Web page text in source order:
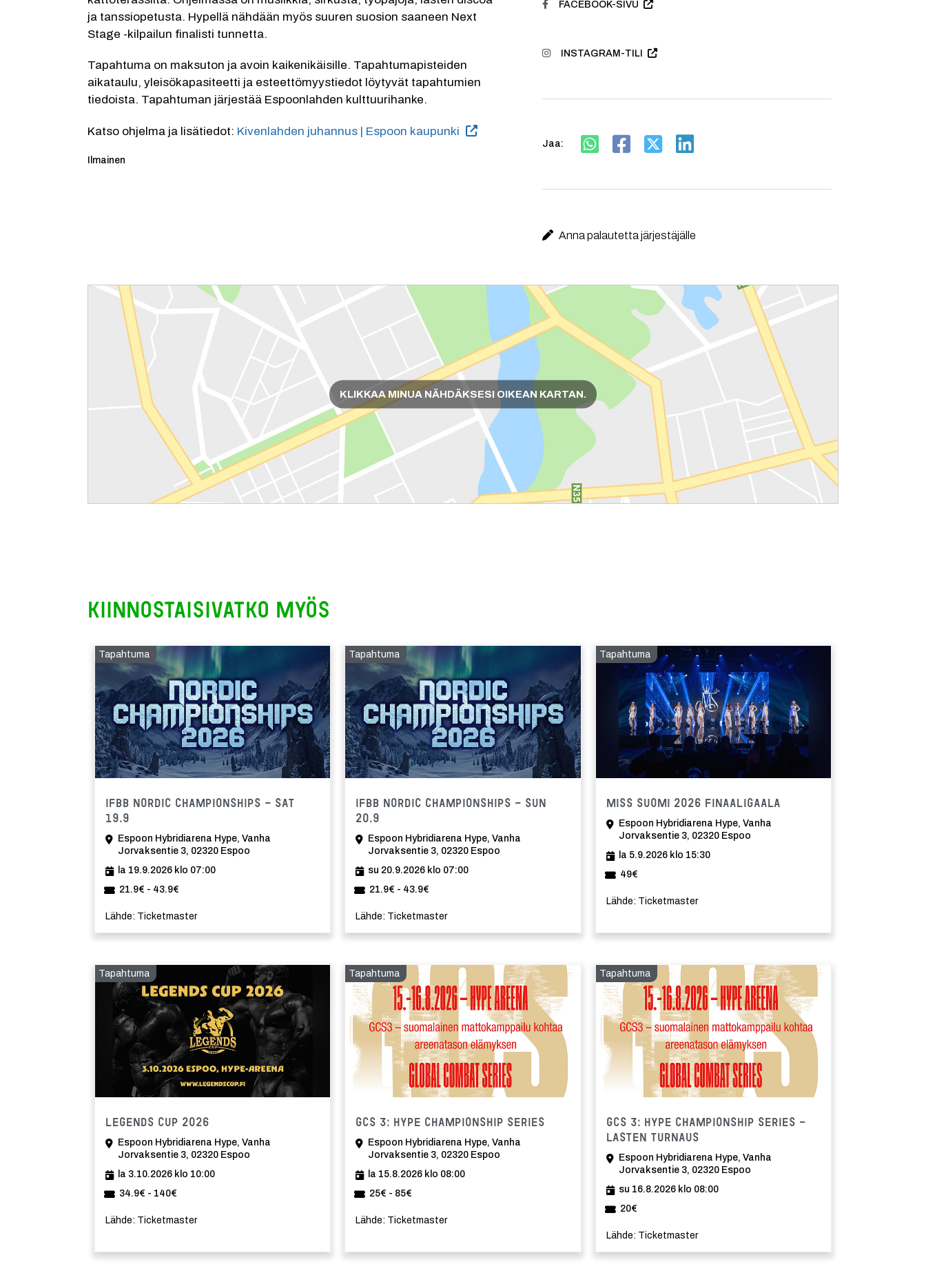
ja tanssiopetusta. Hypellä nähdään myös suuren suosion saaneen Next
Stage -kilpailun finalisti tunnetta.
Tapahtuma on maksuton ja avoin kaikenikäisille. Tapahtumapisteiden
aikataulu, yleisökapasiteetti ja esteettömyystiedot löytyvät tapahtumien
tiedoista. Tapahtuman järjestää Espoonlahden kulttuurihanke.
Katso ohjelma ja lisätiedot: Kivenlahden juhannus | Espoon kaupunki
Kategoria:
Ilmainen
FACEBOOK-SIVU
INSTAGRAM-TILI
Jaa:
Anna palautetta järjestäjälle
Reittiohjeet
KLIKKAA MINUA NÄHDÄKSESI OIKEAN KARTAN.
Kiinnostaisivatko myös
Tapahtuma
IFBB Nordic Championships - Sat
19.9
Espoon Hybridiarena Hype, Vanha
Jorvaksentie 3, 02320 Espoo
la 19.9.2026 klo 07:00
21.9€ - 43.9€
Lähde: Ticketmaster
Tapahtuma
IFBB Nordic Championships - Sun
20.9
Espoon Hybridiarena Hype, Vanha
Jorvaksentie 3, 02320 Espoo
su 20.9.2026 klo 07:00
21.9€ - 43.9€
Lähde: Ticketmaster
Tapahtuma
Miss Suomi 2026 Finaaligaala
Espoon Hybridiarena Hype, Vanha
Jorvaksentie 3, 02320 Espoo
la 5.9.2026 klo 15:30
49€
Lähde: Ticketmaster
Tapahtuma
Legends Cup 2026
Espoon Hybridiarena Hype, Vanha
Jorvaksentie 3, 02320 Espoo
la 3.10.2026 klo 10:00
34.9€ - 140€
Lähde: Ticketmaster
Tapahtuma
GCS 3: HYPE Championship Series
Espoon Hybridiarena Hype, Vanha
Jorvaksentie 3, 02320 Espoo
la 15.8.2026 klo 08:00
25€ - 85€
Lähde: Ticketmaster
Tapahtuma
GCS 3: HYPE Championship Series -
Lasten turnaus
Espoon Hybridiarena Hype, Vanha
Jorvaksentie 3, 02320 Espoo
su 16.8.2026 klo 08:00
20€
Lähde: Ticketmaster